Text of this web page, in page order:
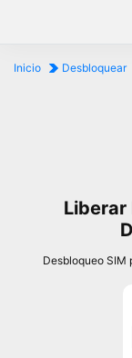
Inicio Desbloquear
Liberar
Desbloqueo SIM